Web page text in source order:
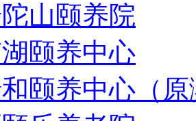
山颐养院
颐养中心
颐养中心（